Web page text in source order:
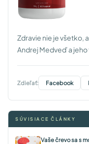
Zdravie nie je všetko,
Andrej Medveď a jeho
Zdieľať: Facebook
SÚVISIACE ČLÁNKY
Vaše črevo sa s